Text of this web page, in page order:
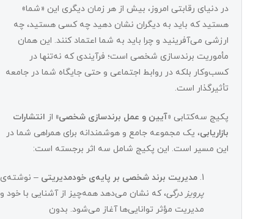
در دنیای رقابتی امروز، بیش از هر زمان دیگری این «شما»
هستید که باید به دیگران نشان دهید چه کسی هستید، چه
ارزشی می‌آفرینید و چرا باید به شما اعتماد کنند. این همان
مأموریت برندسازی شخصی است؛ فرآیندی که نه‌تنها در
کسب‌وکار بلکه در روابط اجتماعی و حتی جایگاه شما در جامعه
تأثیرگذار است.
پکیج سه‌کتابی «آیین و عمل برندسازی شخصی» از انتشارات
بازاریابی، یک مجموعه جامع و هوشمندانه برای همراهی شما در
این مسیر است. این پکیج شامل سه اثر برجسته است:
مدیریت برند شخصی بر پایه‌ی خودمدیریتی – نوشته‌ی
پرویز درگی، که نشان می‌دهد همه‌چیز از آشنایی با خود و
مدیریت مؤثر توانایی‌ها آغاز می‌شود. بدون